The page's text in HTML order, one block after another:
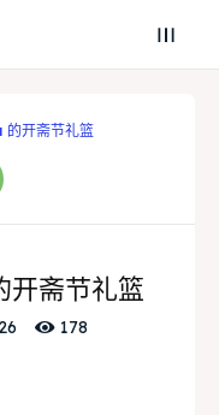
开斋节礼篮
斋节礼篮
178